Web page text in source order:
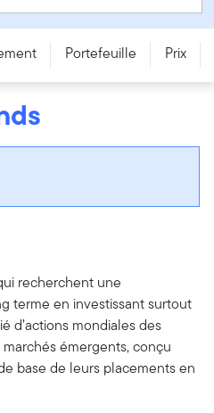
Portefeuille Prix
recherchent une
terme en investissant surtout
d’actions mondiales des
émergents, conçu
base de leurs placements en